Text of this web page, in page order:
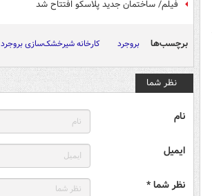
فیلم/ ساختمان جدید پلاسکو افتتاح شد
برچسب‌ها بروجرد کارخانه شیرخشک‌سازی بروجرد
نظر شما
نام
ایمیل
نظر شما *